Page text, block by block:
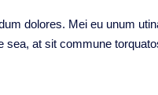
dolores. Mei eu unum
at sit commune